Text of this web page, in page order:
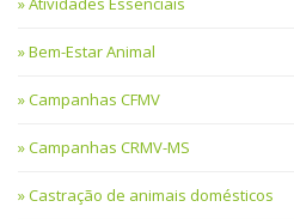
Bem-Estar Animal
Campanhas CFMV
Campanhas CRMV-MS
Castração de animais domésticos